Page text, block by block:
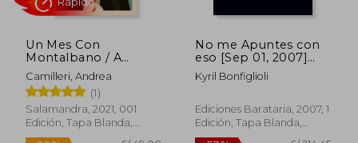
Un Mes Con
Montalbano / A
Month with
Montalbano
Camilleri, Andrea
(1)
Salamandra, 2021, 001
Edición, Tapa Blanda,
Nuevo
No me Apuntes con
eso [Sep 01, 2007]
Bonfiglioli, Kyril; Edo,
Joan; Moreno, Carola
Kyril Bonfiglioli
Ediciones Barataria, 2007, 1
Edición, Tapa Blanda,
Nuevo